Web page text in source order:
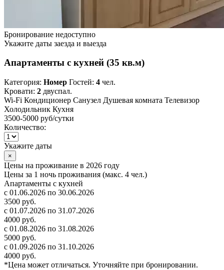
Бронирование недоступно
Укажите даты заезда и выезда
Апартаменты с кухней (35 кв.м)
Категория: Номер Гостей: 4 чел.
Кровати: 2 двуспал.
Wi-Fi Кондиционер Санузел Душевая комната Телевизор
Холодильник Кухня
3500-5000 руб/сутки
Количество:
Укажите даты
×
Цены на проживание в 2026 году
Цены за 1 ночь проживания (макс. 4 чел.)
Апартаменты с кухней
с 01.06.2026 по 30.06.2026
3500 руб.
с 01.07.2026 по 31.07.2026
4000 руб.
с 01.08.2026 по 31.08.2026
5000 руб.
с 01.09.2026 по 31.10.2026
4000 руб.
*Цена может отличаться. Уточняйте при бронировании.